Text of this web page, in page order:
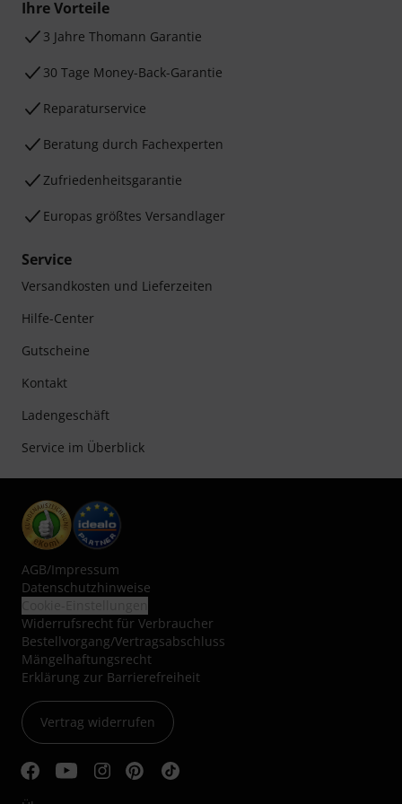
Ihre Vorteile
3 Jahre Thomann Garantie
30 Tage Money-Back-Garantie
Reparaturservice
Beratung durch Fachexperten
Zufriedenheitsgarantie
Europas größtes Versandlager
Service
Versandkosten und Lieferzeiten
Hilfe-Center
Gutscheine
Kontakt
Ladengeschäft
Service im Überblick
AGB/Impressum
Datenschutzhinweise
Widerrufsrecht für Verbraucher
Bestellvorgang/Vertragsabschluss
Mängelhaftungsrecht
Erklärung zur Barrierefreiheit
Vertrag widerrufen